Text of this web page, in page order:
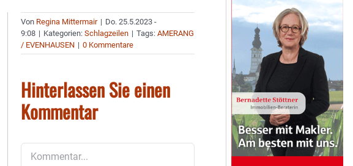
Von Regina Mittermair | Do. 25.5.2023 -
9:08 | Kategorien:Schlagzeilen | Tags:AMERANG
/ EVENHAUSEN | 0 Kommentare
Hinterlassen Sie einen
Kommentar